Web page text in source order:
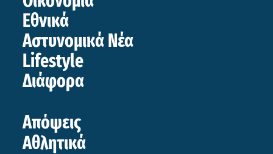
Εθνικά
Αστυνομικά Νέα
Lifestyle
Διάφορα
Απόψεις
Αθλητικά